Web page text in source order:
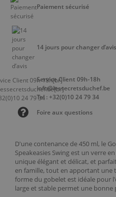
D'une contenance de 450 ml, le
Speakeasies Swing est un verre
unique élégant et délicat, et
en famille, tout en apportant une
forme du gobelet est idéale pour
large et stable permet une
Paiement sécurisé
14 jours pour changer d’avis
Service Client 09h-18h
info@lessecretsduchef.be
Tel : +32(0)10 24 79 34
Foire aux questions